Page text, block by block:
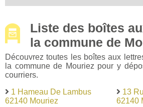
Liste des boîtes
la commune de
Découvrez toutes les boîtes aux
la commune de Mouriez pour y
courriers.
1 Hameau De Lambus
62140 Mouriez
13
62140